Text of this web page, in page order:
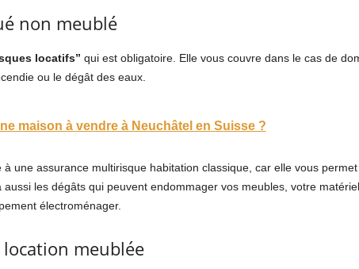
non meublé
locatifs” qui est obligatoire. Elle vous couvre dans le cas de
ou le dégât des eaux.
maison à vendre à Neuchâtel en Suisse ?
une assurance multirisque habitation classique, car elle vous
les dégâts qui peuvent endommager vos meubles, votre
électroménager.
meublée